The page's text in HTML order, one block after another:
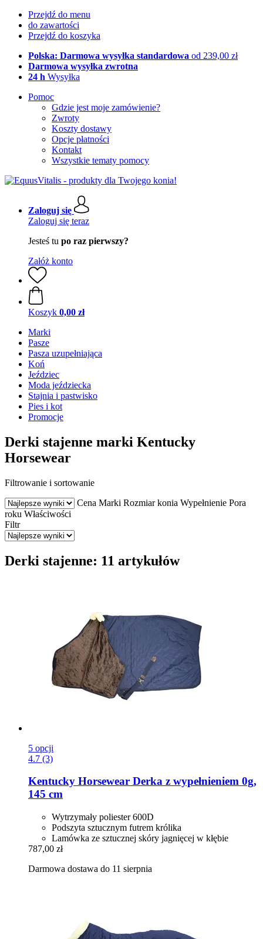
Przejdź do menu
do zawartości
Przejdź do koszyka
Polska: Darmowa wysyłka standardowa od 239,00 zł
Darmowa wysyłka zwrotna
24 h Wysyłka
Pomoc
Gdzie jest moje zamówienie?
Zwroty
Koszty dostawy
Opcje płatności
Kontakt
Wszystkie tematy pomocy
Zaloguj się
Zaloguj się teraz
Jesteś tu po raz pierwszy?
Załóż konto
Koszyk 0,00 zł
Marki
Pasze
Pasza uzupełniająca
Koń
Jeździec
Moda jeździecka
Stajnia i pastwisko
Pies i kot
Promocje
Derki stajenne marki Kentucky
Horsewear
Filtrowanie i sortowanie
Cena Marki Rozmiar konia Wypełnienie Pora
roku Właściwości
Filtr
Derki stajenne: 11 artykułów
5 opcji
4.7 (3)
Kentucky Horsewear Derka z wypełnieniem 0g,
145 cm
Wytrzymały poliester 600D
Podszyta sztucznym futrem królika
Lamówka ze sztucznej skóry jagnięcej w kłębie
787,00 zł
Darmowa dostawa do 11 sierpnia